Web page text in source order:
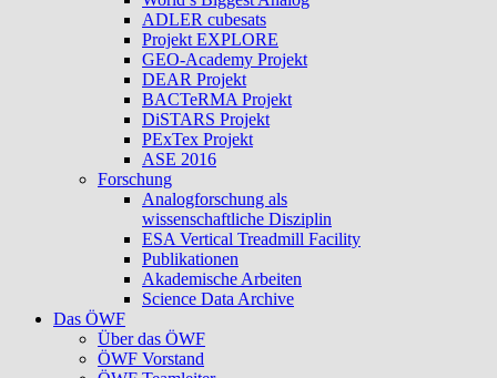
ADLER cubesats
Projekt EXPLORE
GEO-Academy Projekt
DEAR Projekt
BACTeRMA Projekt
DiSTARS Projekt
PExTex Projekt
ASE 2016
Forschung
Analogforschung als
wissenschaftliche Disziplin
ESA Vertical Treadmill Facility
Publikationen
Akademische Arbeiten
Science Data Archive
Das ÖWF
Über das ÖWF
ÖWF Vorstand